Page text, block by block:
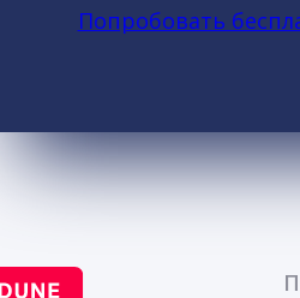
Попробовать